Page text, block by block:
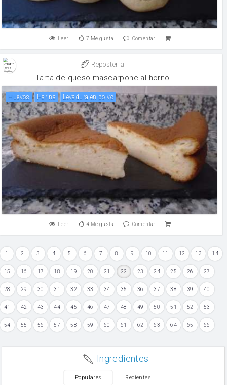
Leer 7 Me gusta Comentar
Reposteria
Tarta de queso mascarpone al horno
huevos harina levadura en polvo
Leer 4 Me gusta Comentar
1 2 3 4 5 6 7 8 9 10 11 12 13 14
15 16 17 18 19 20 21 22 23 24 25 26 27
28 29 30 31 32 33 34 35 36 37 38 39 40
41 42 43 44 45 46 47 48 49 50 51 52 53
54 55 56 57 58 59 60 61 62 63 64 65 66
Ingredientes
Populares Recientes